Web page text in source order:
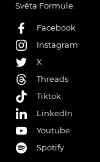
Světa Formule.
Facebook
Instagram
X
Threads
Tiktok
LinkedIn
Youtube
Spotify